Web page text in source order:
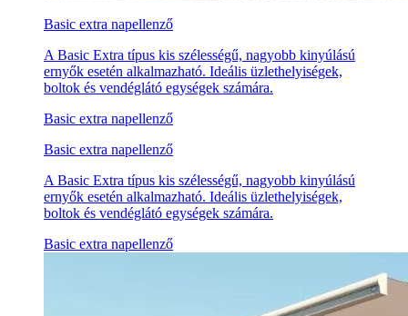
Basic extra napellenző
A Basic Extra típus kis szélességű, nagyobb kinyúlású
ernyők esetén alkalmazható. Ideális üzlethelyiségek,
boltok és vendéglátó egységek számára.
Basic extra napellenző
Basic extra napellenző
A Basic Extra típus kis szélességű, nagyobb kinyúlású
ernyők esetén alkalmazható. Ideális üzlethelyiségek,
boltok és vendéglátó egységek számára.
Basic extra napellenző